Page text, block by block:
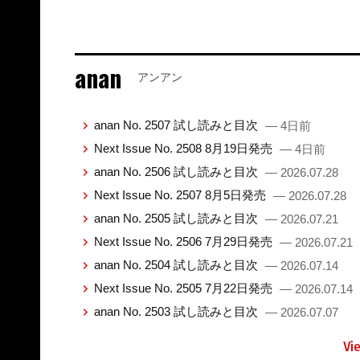
anan アンアン
anan No. 2507 試し読みと目次 — 4日前
Next Issue No. 2508 8月19日発売 — 4日前
anan No. 2506 試し読みと目次 — 2026.07.28
Next Issue No. 2507 8月5日発売 — 2026.07.28
anan No. 2505 試し読みと目次 — 2026.07.21
Next Issue No. 2506 7月29日発売 — 2026.07.21
anan No. 2504 試し読みと目次 — 2026.07.14
Next Issue No. 2505 7月22日発売 — 2026.07.14
anan No. 2503 試し読みと目次 — 2026.07.07